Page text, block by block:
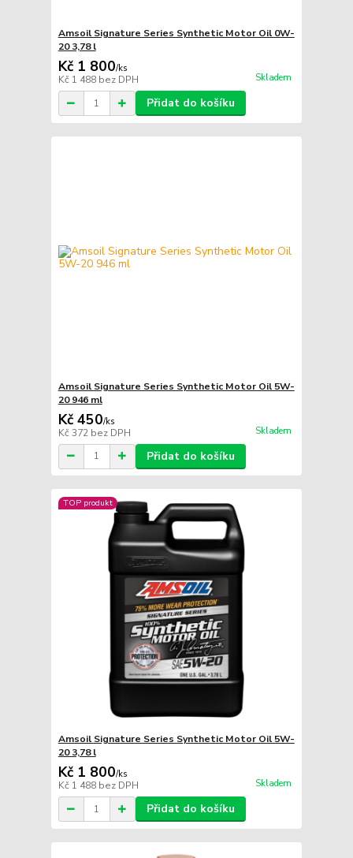
Amsoil Signature Series Synthetic Motor Oil 0W-
20 3,78 l
Kč 1 800/ks
Kč 1 488 bez DPH Skladem
Přidat do košíku
Amsoil Signature Series Synthetic Motor Oil 5W-
20 946 ml
Kč 450/ks
Kč 372 bez DPH Skladem
Přidat do košíku
TOP produkt
Amsoil Signature Series Synthetic Motor Oil 5W-
20 3,78 l
Kč 1 800/ks
Kč 1 488 bez DPH Skladem
Přidat do košíku